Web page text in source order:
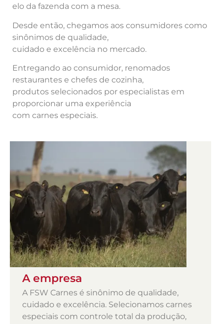
elo da fazenda com a mesa.
Desde então, chegamos aos consumidores como
sinônimos de qualidade,
cuidado e excelência no mercado.
Entregando ao consumidor, renomados
restaurantes e chefes de cozinha,
produtos selecionados por especialistas em
proporcionar uma experiência
com carnes especiais.
A empresa
A FSW Carnes é sinônimo de qualidade,
cuidado e excelência. Selecionamos carnes
especiais com controle total da produção,